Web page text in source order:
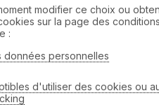
de la trace
modifier ce choix ou
sur la page des
:
données personnelles
d'utiliser des cookies ou